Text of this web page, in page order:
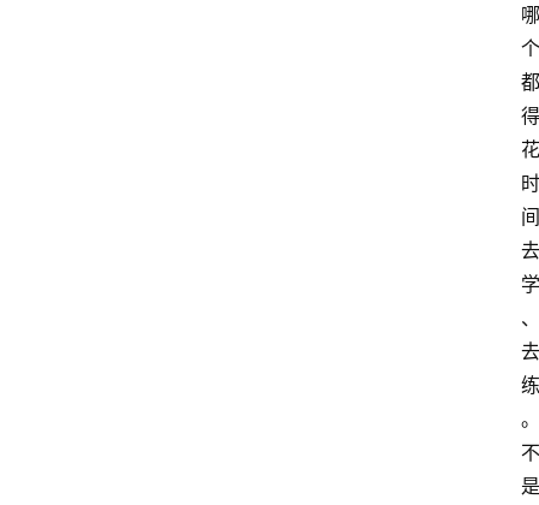
哪
个
都
得
花
时
间
去
学
、
去
练
。
不
是